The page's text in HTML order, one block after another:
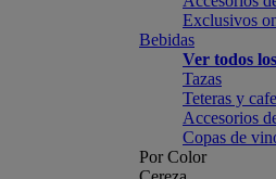
Exclusivos
Bebidas
Ver todos
Tazas
Teteras y
Accesorios
Copas de
Por Color